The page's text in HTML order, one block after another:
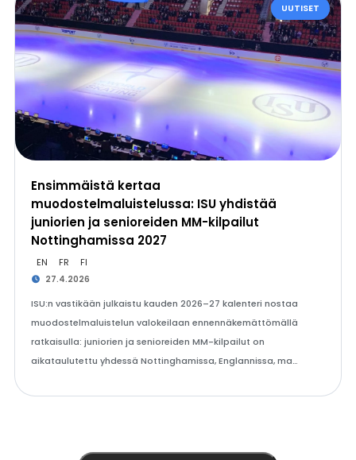
UUTISET
Ensimmäistä kertaa
muodostelmaluistelussa: ISU yhdistää
juniorien ja senioreiden MM-kilpailut
Nottinghamissa 2027
EN FR FI
27.4.2026
ISU:n vastikään julkaistu kauden 2026–27 kalenteri nostaa
muodostelmaluistelun valokeilaan ennennäkemättömällä
ratkaisulla: juniorien ja senioreiden MM-kilpailut on
aikataulutettu yhdessä Nottinghamissa, Englannissa, ma…